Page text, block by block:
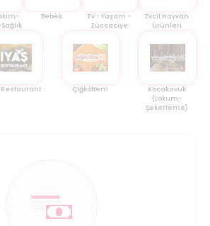
Bebek
Ev - Yaşam -
Züccaciye
Evcil Hayvan
Ürünleri
Restaurant Çiğköftem
Kocakavuk
(Lokum-
Şekerleme)